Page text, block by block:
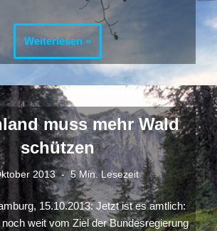
Weiterlesen »
muss mehr Wald
schützen
2013 5 Min. Lesezeit
15.10.2013: Jetzt ist es amtlich:
weit vom Ziel der Bundesregierung